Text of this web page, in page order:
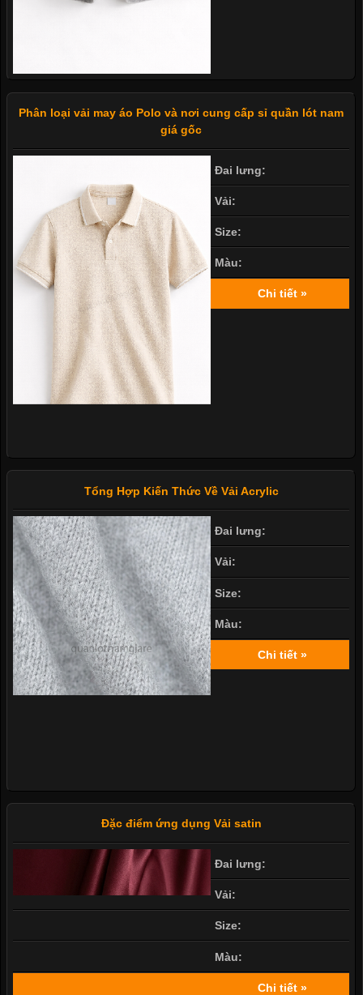
Phân loại vải may áo Polo và nơi cung cấp sỉ quần lót nam
giá gốc
Đai lưng:
Vải:
Size:
Màu:
Chi tiết »
Tổng Hợp Kiến Thức Về Vải Acrylic
Đai lưng:
Vải:
Size:
Màu:
Chi tiết »
Đặc điểm ứng dụng Vải satin
Đai lưng:
Vải:
Size:
Màu:
Chi tiết »